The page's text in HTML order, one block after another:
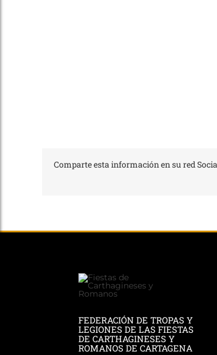
Comparte esta información en su red
FEDERACIÓN DE TROPAS Y
LEGIONES DE LAS FIESTAS
DE CARTHAGINESES Y
ROMANOS DE CARTAGENA